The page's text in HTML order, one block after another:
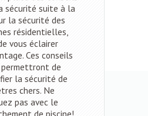
sécurité suite à la
la sécurité des
résidentielles,
vous éclairer
Ces conseils
permettront de
la sécurité de
chers. Ne
pas avec le
de piscine!